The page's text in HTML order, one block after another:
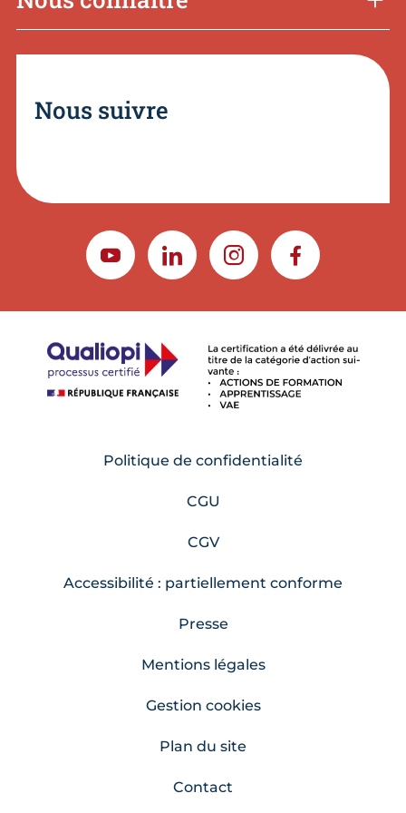
Nous suivre
YOUTUBELINKEDININSTAGRAMFACEBOOK
Politique de confidentialité
CGU
CGV
Accessibilité : partiellement conforme
Presse
Mentions légales
Gestion cookies
Plan du site
Contact